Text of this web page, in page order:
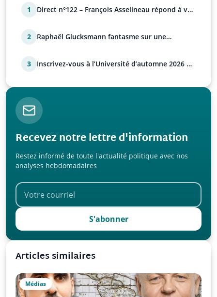
1
Direct n°122 – François Asselineau répond à vos
2
Raphaël Glucksmann fantasme sur une
3
Inscrivez-vous à l’Université d’automne 2026 de
Recevez notre lettre d'information
Restez informé de toute l'actualité politique avec nos
analyses hebdomadaires
S'abonner
Articles similaires
Médias